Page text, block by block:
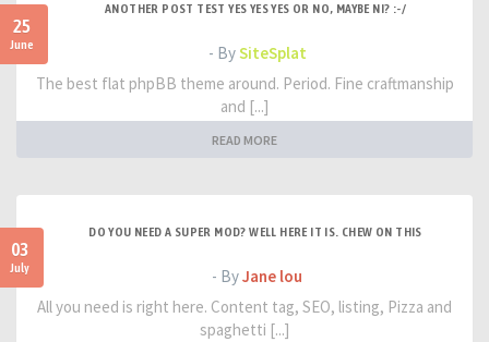
25
June
ANOTHER POST TEST YES YES YES OR NO, MAYBE NI? :-/
- BySiteSplat
The best flat phpBB theme around. Period. Fine craftmanship
and [...]
READ MORE
03
July
DO YOU NEED A SUPER MOD? WELL HERE IT IS. CHEW ON THIS
- ByJane lou
All you need is right here. Content tag, SEO, listing, Pizza and
spaghetti [...]